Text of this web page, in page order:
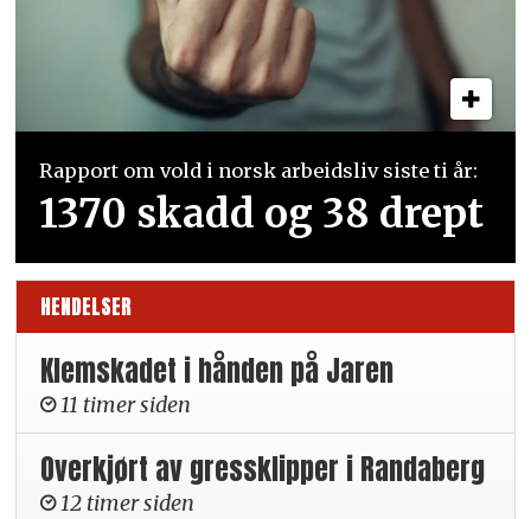
Rapport om vold i norsk arbeidsliv siste ti år:
1370 skadd og 38 drept
HENDELSER
Klemskadet i hånden på Jaren
11 timer siden
Overkjørt av gressklipper i Randaberg
12 timer siden